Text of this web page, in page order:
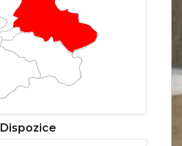
Dispozice